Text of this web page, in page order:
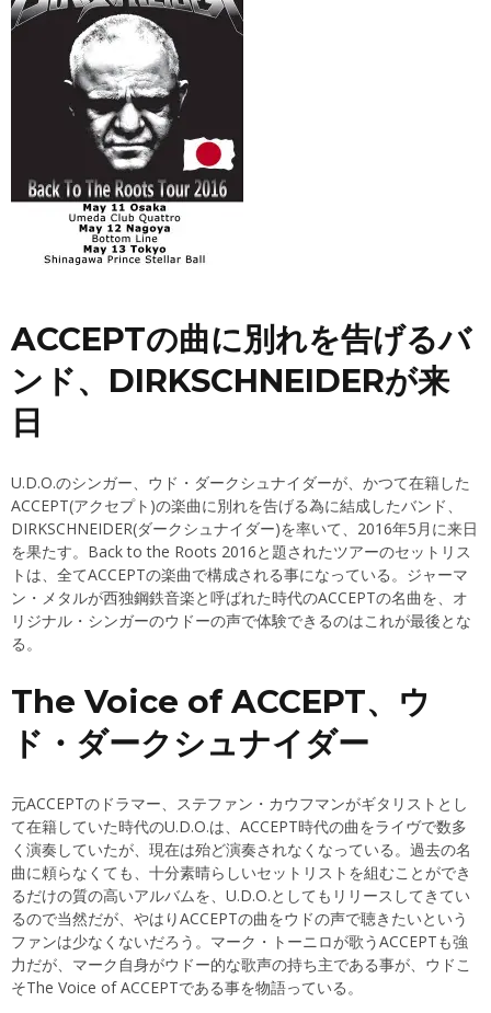
ACCEPTの曲に別れを告げるバ
ンド、DIRKSCHNEIDERが来
日
U.D.O.のシンガー、ウド・ダークシュナイダーが、かつて在籍した
ACCEPT(アクセプト)の楽曲に別れを告げる為に結成したバンド、
DIRKSCHNEIDER(ダークシュナイダー)を率いて、2016年5月に来日
を果たす。Back to the Roots 2016と題されたツアーのセットリス
トは、全てACCEPTの楽曲で構成される事になっている。ジャーマ
ン・メタルが西独鋼鉄音楽と呼ばれた時代のACCEPTの名曲を、オ
リジナル・シンガーのウドーの声で体験できるのはこれが最後とな
る。
The Voice of ACCEPT、ウ
ド・ダークシュナイダー
元ACCEPTのドラマー、ステファン・カウフマンがギタリストとし
て在籍していた時代のU.D.O.は、ACCEPT時代の曲をライヴで数多
く演奏していたが、現在は殆ど演奏されなくなっている。過去の名
曲に頼らなくても、十分素晴らしいセットリストを組むことができ
るだけの質の高いアルバムを、U.D.O.としてもリリースしてきてい
るので当然だが、やはりACCEPTの曲をウドの声で聴きたいという
ファンは少なくないだろう。マーク・トーニロが歌うACCEPTも強
力だが、マーク自身がウドー的な歌声の持ち主である事が、ウドこ
そThe Voice of ACCEPTである事を物語っている。